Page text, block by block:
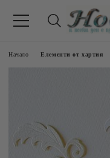
Начало Елементи от хартия